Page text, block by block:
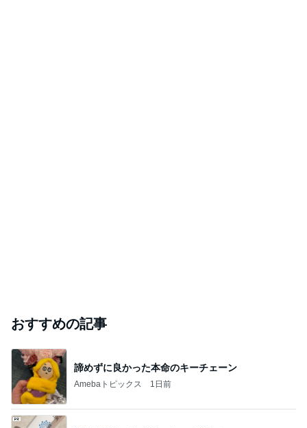
おすすめの記事
諦めずに良かった本命のキーチェーン
Amebaトピックス 1日前